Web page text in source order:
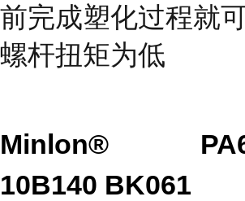
前完成塑化过程就
螺杆扭矩为低
Minlon®
10B140 BK061